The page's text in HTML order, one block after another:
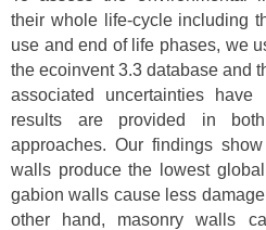
their whole life-cycle including
use and end of life phases, we
the ecoinvent 3.3 database and
associated uncertainties
results are provided in
approaches. Our findings
walls produce the lowest
gabion walls cause less
other hand, masonry walls